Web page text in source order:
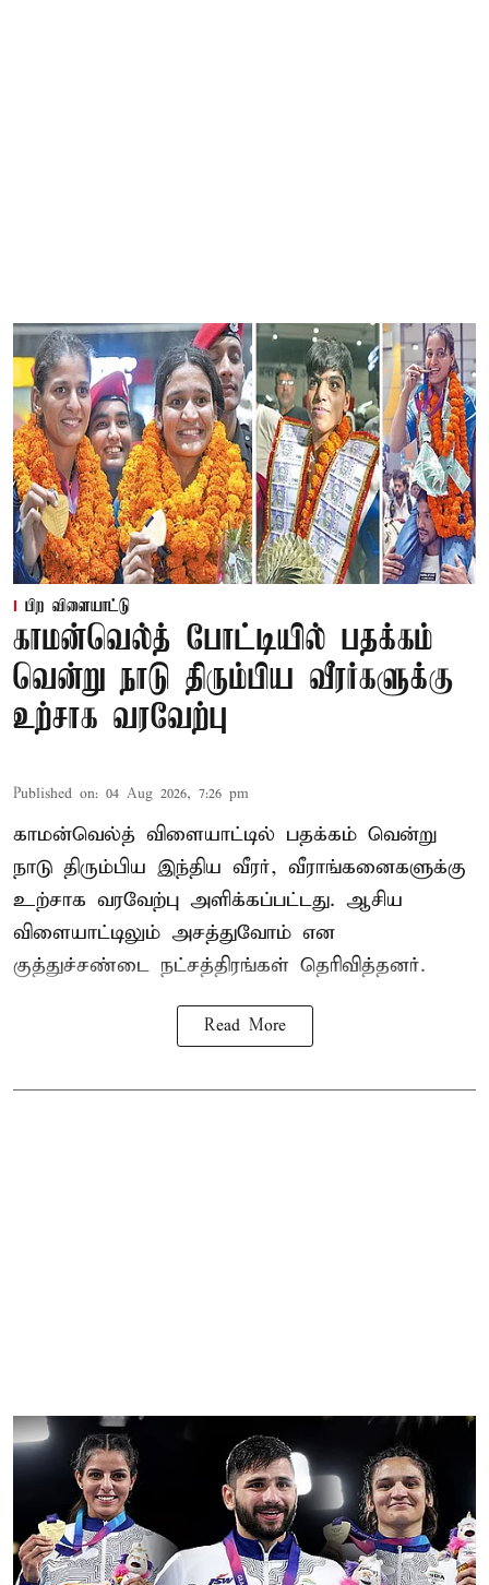
பிற விளையாட்டு
காமன்வெல்த் போட்டியில் பதக்கம்
வென்று நாடு திரும்பிய வீரர்களுக்கு
உற்சாக வரவேற்பு
Published on: 04 Aug 2026, 7:26 pm
காமன்வெல்த் விளையாட்டில் பதக்கம் வென்று
நாடு திரும்பிய இந்திய வீரர், வீராங்கனைகளுக்கு
உற்சாக வரவேற்பு அளிக்கப்பட்டது. ஆசிய
விளையாட்டிலும் அசத்துவோம் என
குத்துச்சண்டை நட்சத்திரங்கள் தெரிவித்தனர்.
Read More